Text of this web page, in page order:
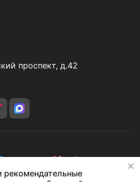
проспект, д.42
рекомендательные